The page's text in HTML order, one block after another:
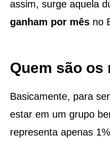
assim, surge aquela
ganham por mês no
Quem são
Basicamente, para
estar em um grupo
representa apenas